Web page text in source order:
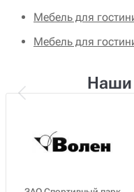
Мебель для
Мебель для
Наши